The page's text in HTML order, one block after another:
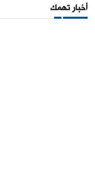
أخبار تهمك